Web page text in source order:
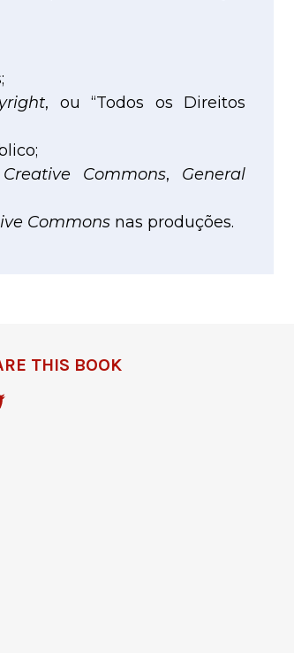
, ou “Todos os Direitos
Creative Commons, General
Commonsnas produções.
THIS BOOK